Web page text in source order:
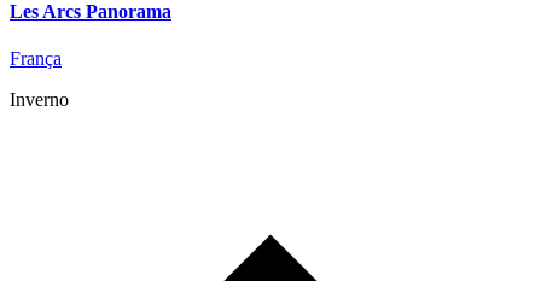
Les Arcs Panorama
França
Inverno